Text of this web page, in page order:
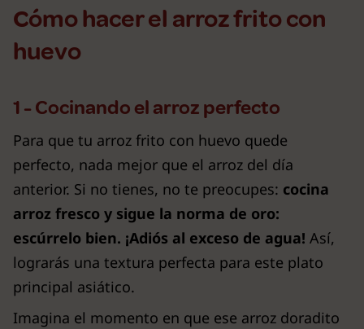
Cómo hacer el arroz frito con
huevo
1 - Cocinando el arroz perfecto
Para que tu arroz frito con huevo quede
perfecto, nada mejor que el arroz del día
anterior. Si no tienes, no te preocupes: cocina
arroz fresco y sigue la norma de oro:
escúrrelo bien. ¡Adiós al exceso de agua! Así,
lograrás una textura perfecta para este plato
principal asiático.
Imagina el momento en que ese arroz doradito